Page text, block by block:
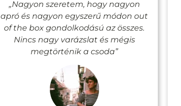
„Nagyon szeretem, hogy nagyon
apró és nagyon egyszerű módon out
of the box gondolkodású az összes.
Nincs nagy varázslat és mégis
megtörténik a csoda”